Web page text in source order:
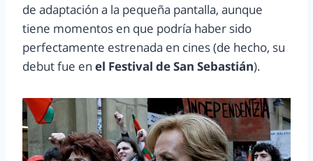
de adaptación a la pequeña pantalla, aunque
tiene momentos en que podría haber sido
perfectamente estrenada en cines (de hecho, su
debut fue en el Festival de San Sebastián).